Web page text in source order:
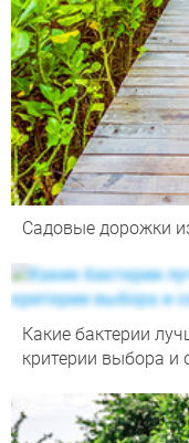
Садовые дорожки
Какие бактерии
критерии выбора